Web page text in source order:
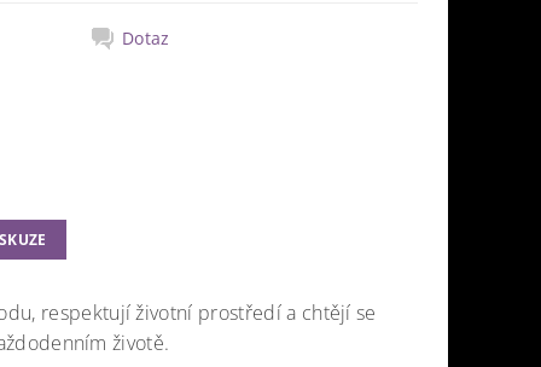
Dotaz
respektují životní prostředí a chtějí se
životě.